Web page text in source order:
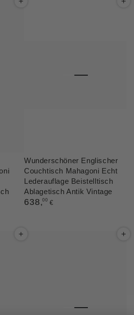
Wunderschöner Englischer
Couchtisch Mahagoni Echt
Lederauflage Beistelltisch
Ablagetisch Antik Vintage
Regulärer
638,00 €